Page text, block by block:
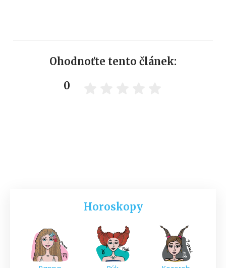
Ohodnoťte tento článek:
0
Horoskopy